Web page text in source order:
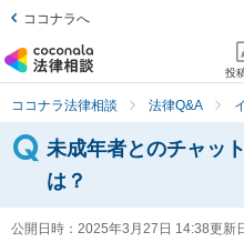
ココナラへ
投
ココナラ法律相談 法律Q&A
未成年者とのチャッ
は？
公開日時： 2025年3月27日 14:38更新